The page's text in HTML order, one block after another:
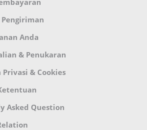
Anda
& Penukaran
& Cookies
Asked Question